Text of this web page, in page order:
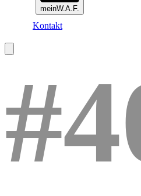
meinW.A.F.
Kontakt